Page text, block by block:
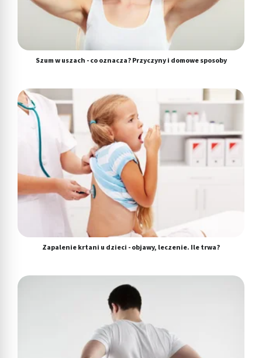
Szum w uszach - co oznacza? Przyczyny i domowe sposoby
Zapalenie krtani u dzieci - objawy, leczenie. Ile trwa?
Rozumienie odbiorców dzięki statystyce lub
kombinacji danych z różnych źródeł
Wykorzystywanie ograniczonych danych do
Funkcje specjalne IAB:
Użycie dokładnych danych geolokalizacyjnych
Identyfikowanie urządzeń na podstawie
aktywnie żądanych informacji
Cele przetwarzania inne niż IAB:
Niezbędne
Wydajność (Performance)
Reklama / śledzenie